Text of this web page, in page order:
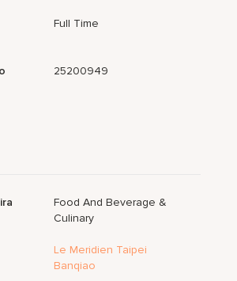
Full Time
25200949
Food And Beverage &
Culinary
Le Meridien Taipei
Banqiao